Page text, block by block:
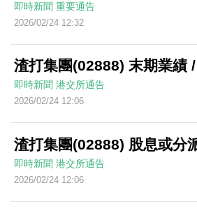
即時新聞 重要通告
2026/02/24 12:32
渣打集團(02888) 末期業績
即時新聞 港交所通告
2026/02/24 12:06
渣打集團(02888) 股息或分
即時新聞 港交所通告
2026/02/24 12:06